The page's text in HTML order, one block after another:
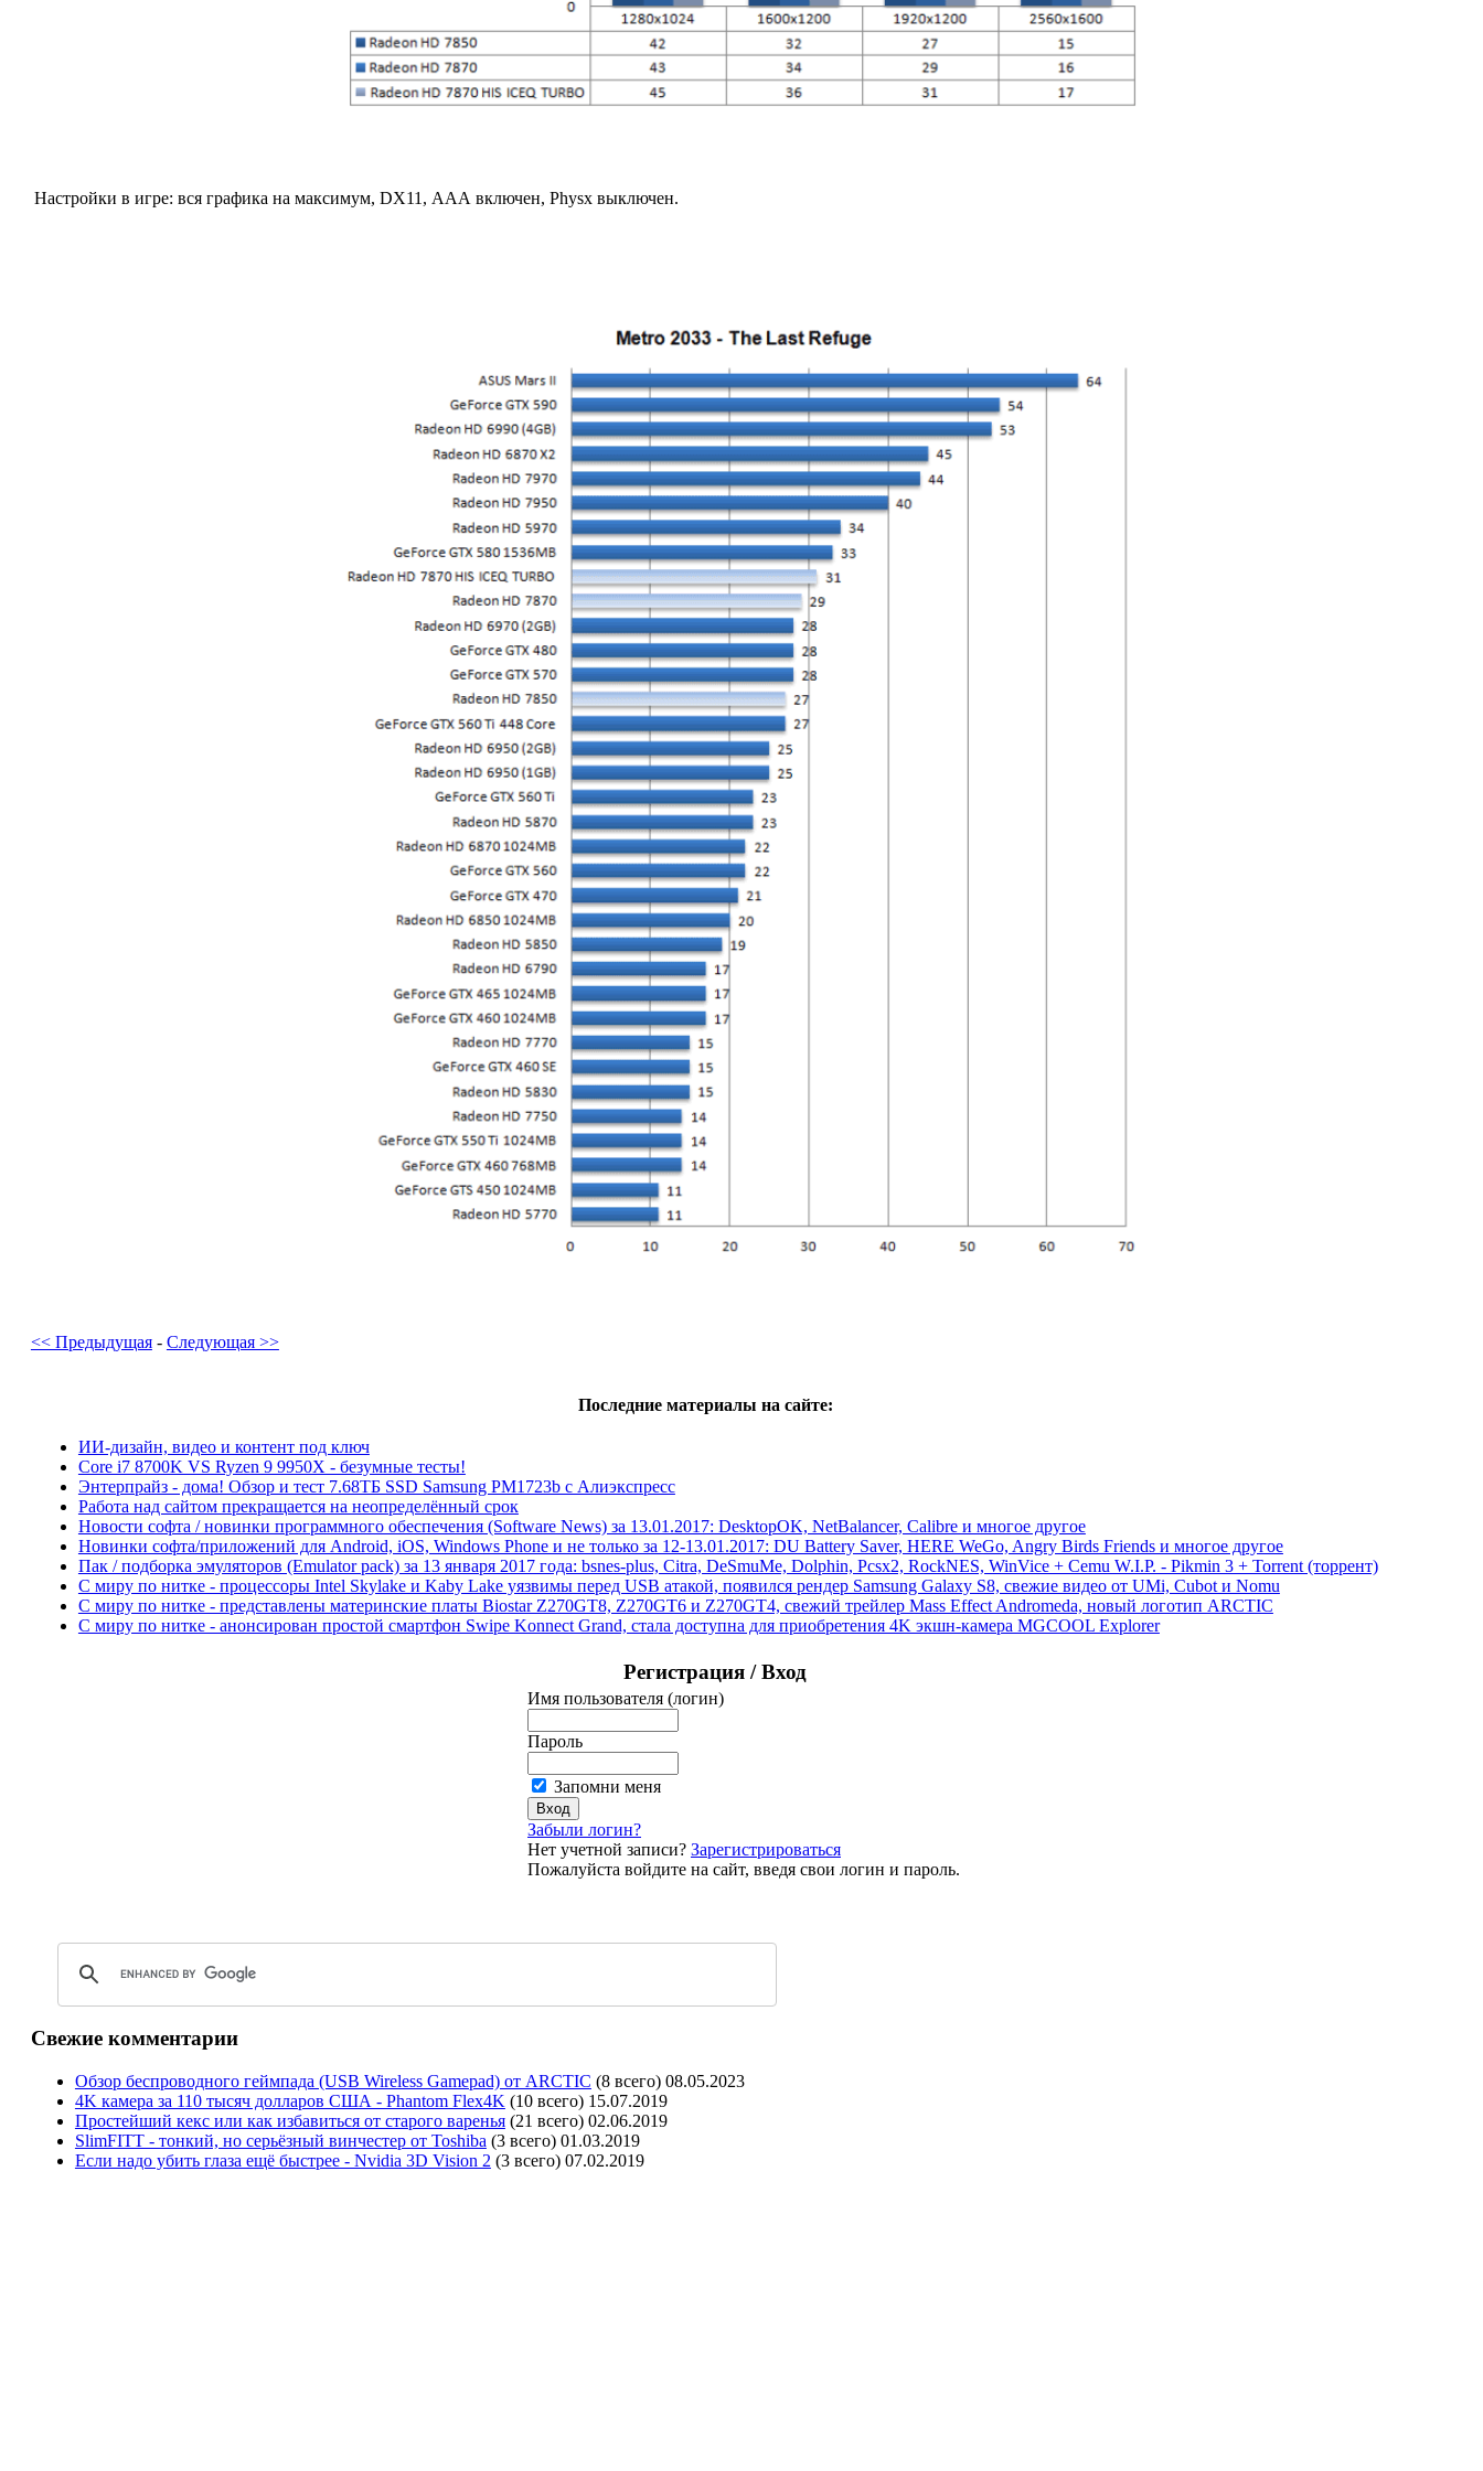
Настройки в игре: вся графика на максимум, DX11, ААА включен, Physx выключен.
<< Предыдущая- Следующая >>
Последние материалы на сайте:
ИИ-дизайн, видео и контент под ключ
Core i7 8700K VS Ryzen 9 9950X - безумные тесты!
Энтерпрайз - дома! Обзор и тест 7.68ТБ SSD Samsung PM1723b с Алиэкспресс
Работа над сайтом прекращается на неопределённый срок
Новости софта / новинки программного обеспечения (Software News) за 13.01.2017: DesktopOK, NetBalancer, Calibre и многое другое
Новинки софта/приложений для Android, iOS, Windows Phone и не только за 12-13.01.2017: DU Battery Saver, HERE WeGo, Angry Birds Friends и многое другое
Пак / подборка эмуляторов (Emulator pack) за 13 января 2017 года: bsnes-plus, Citra, DeSmuMe, Dolphin, Pcsx2, RockNES, WinVice + Cemu W.I.P. - Pikmin 3 + Torrent (торрент)
С миру по нитке - процессоры Intel Skylake и Kaby Lake уязвимы перед USB атакой, появился рендер Samsung Galaxy S8, свежие видео от UMi, Cubot и Nomu
С миру по нитке - представлены материнские платы Biostar Z270GT8, Z270GT6 и Z270GT4, свежий трейлер Mass Effect Andromeda, новый логотип ARCTIC
С миру по нитке - анонсирован простой смартфон Swipe Konnect Grand, стала доступна для приобретения 4K экшн-камера MGCOOL Explorer
Регистрация / Вход
Имя пользователя (логин)
Пароль
Запомни меня
Забыли логин?
Нет учетной записи? Зарегистрироваться
Пожалуйста войдите на сайт, введя свои логин и пароль.
Свежие комментарии
Обзор беспроводного геймпада (USB Wireless Gamepad) от ARCTIC (8 всего) 08.05.2023
4K камера за 110 тысяч долларов США - Phantom Flex4K (10 всего) 15.07.2019
Простейший кекс или как избавиться от старого варенья (21 всего) 02.06.2019
SlimFITT - тонкий, но серьёзный винчестер от Toshiba (3 всего) 01.03.2019
Если надо убить глаза ещё быстрее - Nvidia 3D Vision 2 (3 всего) 07.02.2019